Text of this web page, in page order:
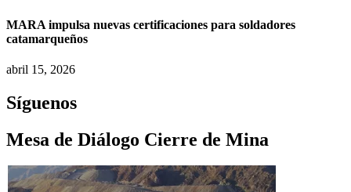
MARA impulsa nuevas certificaciones para soldadores
catamarqueños
abril 15, 2026
Síguenos
Mesa de Diálogo Cierre de Mina